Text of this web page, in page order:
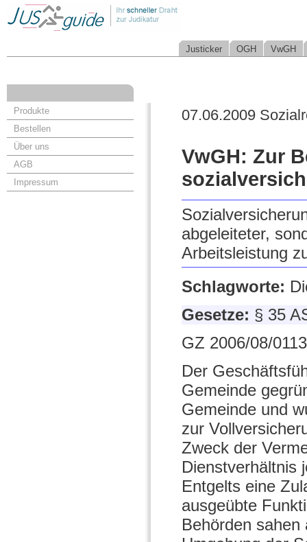
Justicker OGH VwGH
Produkte
Bestellen
Über uns
AGB
Impressum
07.06.2009
VwGH: Zur
abgeleiteter,
Arbeitsleistung
Schlagworte:
Gesetze: § 35
GZ 2006/08/
Der
Gemeinde
Gemeinde und
zur
Zweck der
Dienstverhältnis
Entgelts eine
ausgeübte
Behörden